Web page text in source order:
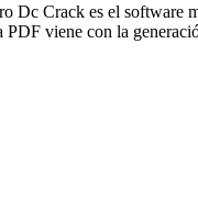
Crack es el software
viene con la